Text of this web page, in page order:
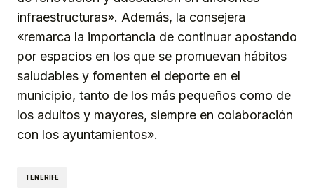
infraestructuras». Además, la consejera
«remarca la importancia de continuar apostando
por espacios en los que se promuevan hábitos
saludables y fomenten el deporte en el
municipio, tanto de los más pequeños como de
los adultos y mayores, siempre en colaboración
con los ayuntamientos».
TENERIFE